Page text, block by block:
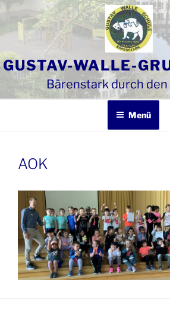
Zum
Inhalt
springen
GUSTAV-WALLE-
Bärenstark durch
Menü
AOK